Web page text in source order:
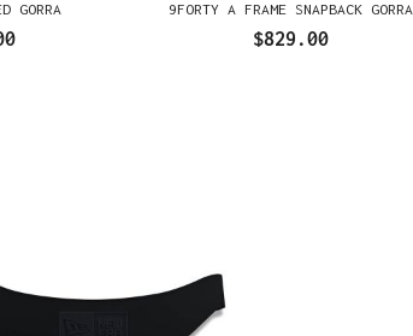
GORRA
9FORTY A FRAME SNAPBACK GORRA
$829.00